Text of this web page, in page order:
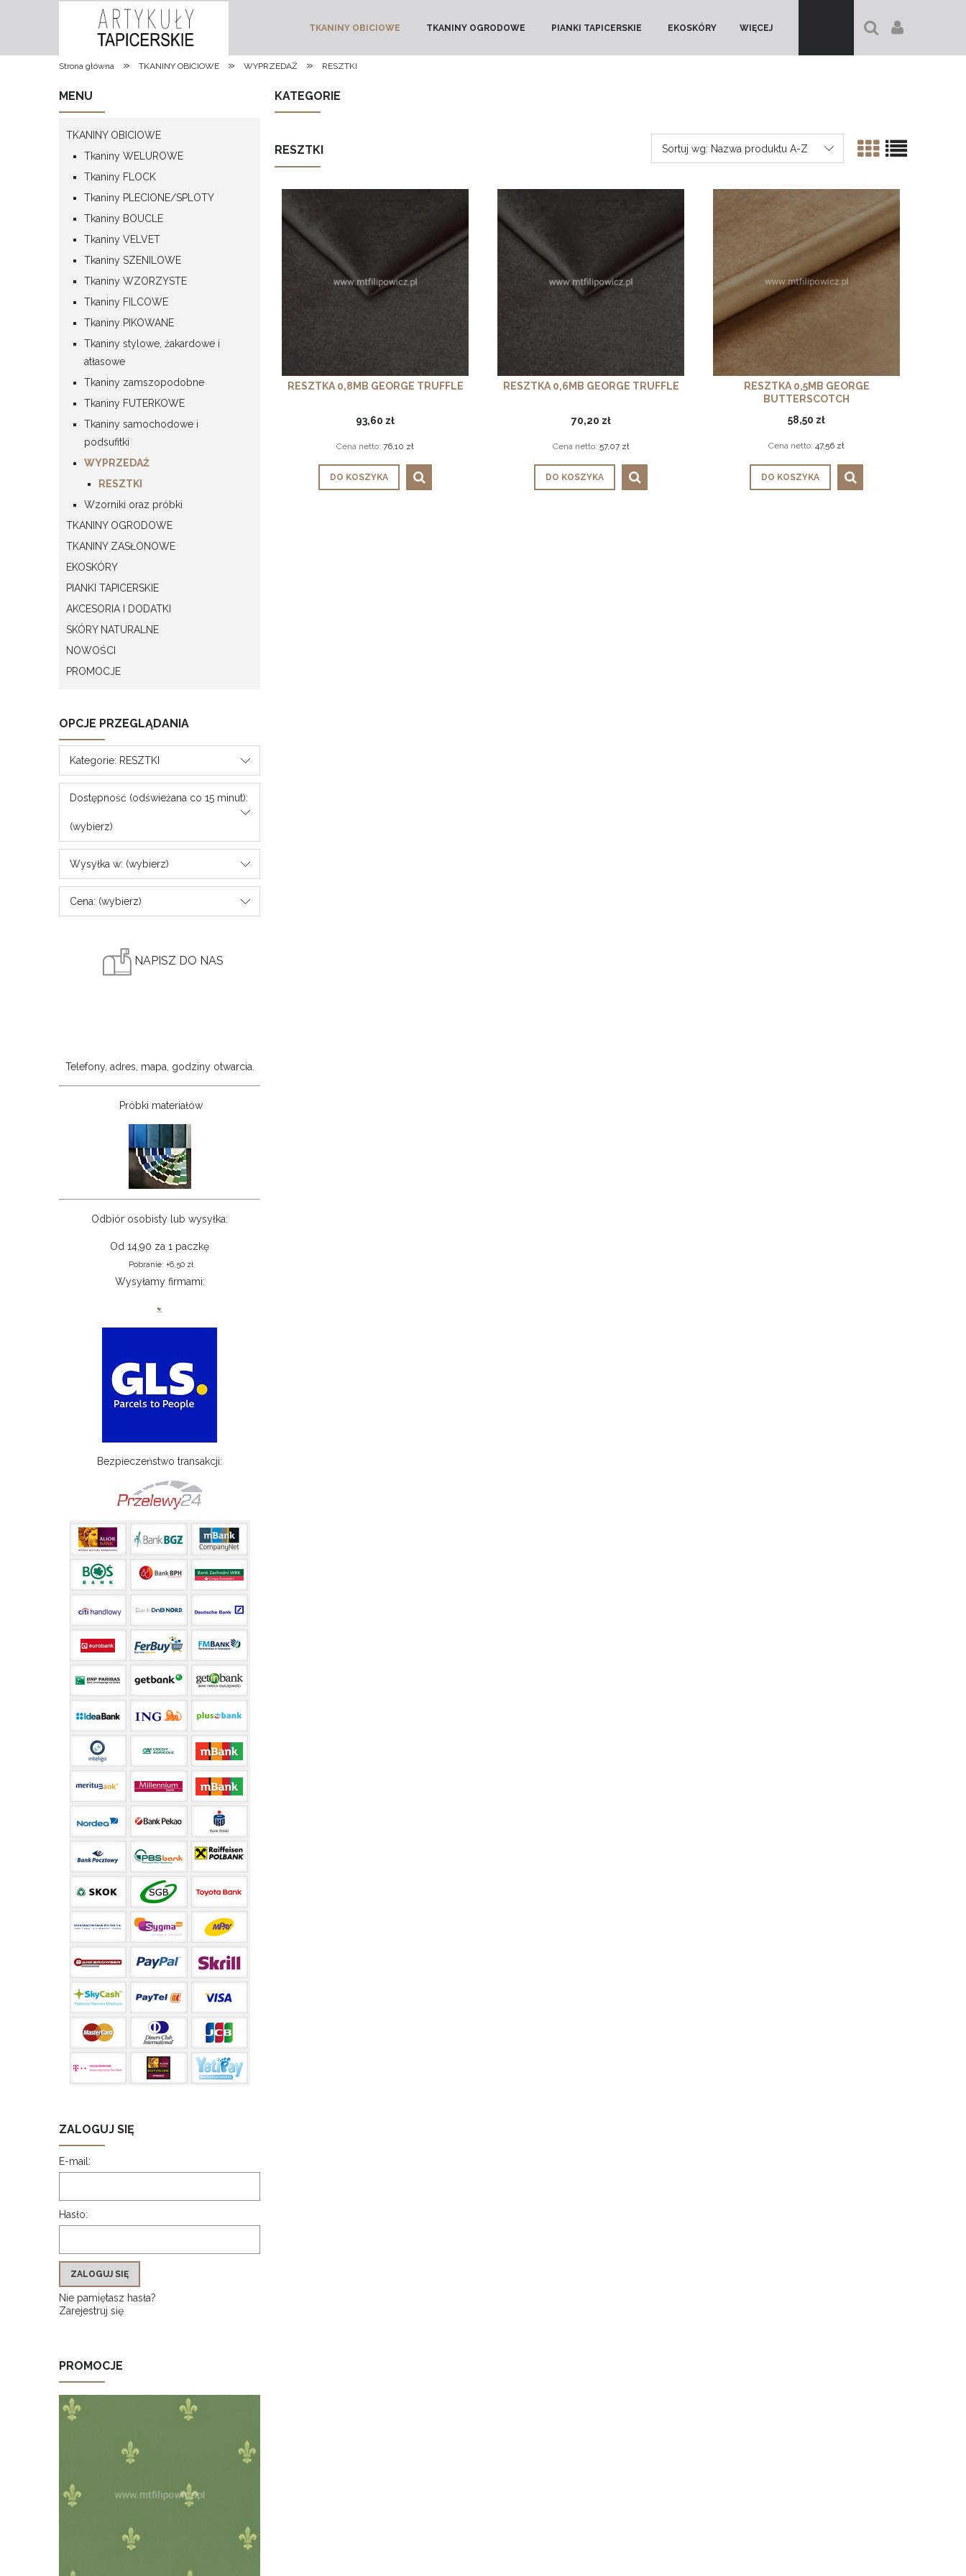
TKANINY OBICIOWE TKANINY OGRODOWE PIANKI TAPICERSKIE EKOSKÓRY WIĘCEJ
Strona główna » TKANINY OBICIOWE » WYPRZEDAŻ » RESZTKI
MENU
TKANINY OBICIOWE
Tkaniny WELUROWE
Tkaniny FLOCK
Tkaniny PLECIONE/SPLOTY
Tkaniny BOUCLE
Tkaniny VELVET
Tkaniny SZENILOWE
Tkaniny WZORZYSTE
Tkaniny FILCOWE
Tkaniny PIKOWANE
Tkaniny stylowe, żakardowe i
atłasowe
Tkaniny zamszopodobne
Tkaniny FUTERKOWE
Tkaniny samochodowe i
podsufitki
WYPRZEDAŻ
RESZTKI
Wzorniki oraz próbki
TKANINY OGRODOWE
TKANINY ZASŁONOWE
EKOSKÓRY
PIANKI TAPICERSKIE
AKCESORIA I DODATKI
SKÓRY NATURALNE
NOWOŚCI
PROMOCJE
OPCJE PRZEGLĄDANIA
Kategorie: RESZTKI
Dostępność (odświeżana co 15 minut):
(wybierz)
Wysyłka w: (wybierz)
Cena: (wybierz)
NAPISZ DO NAS
Telefony, adres, mapa, godziny otwarcia.
Próbki materiałów
Odbiór osobisty lub wysyłka:
Od 14,90 za 1 paczkę
Pobranie: +6,50 zł
Wysyłamy firmami:
Bezpieczeństwo transakcji:
ZALOGUJ SIĘ
E-mail:
Hasło:
ZALOGUJ SIĘ
Nie pamiętasz hasła?
Zarejestruj się
PROMOCJE
KATEGORIE
RESZTKI Sortuj wg: Nazwa produktu A-Z
RESZTKA 0,8MB GEORGE TRUFFLE
93,60 zł
Cena netto: 76,10 zł
DO KOSZYKA
RESZTKA 0,6MB GEORGE TRUFFLE
70,20 zł
Cena netto: 57,07 zł
DO KOSZYKA
RESZTKA 0,5MB GEORGE
BUTTERSCOTCH
58,50 zł
Cena netto: 47,56 zł
DO KOSZYKA